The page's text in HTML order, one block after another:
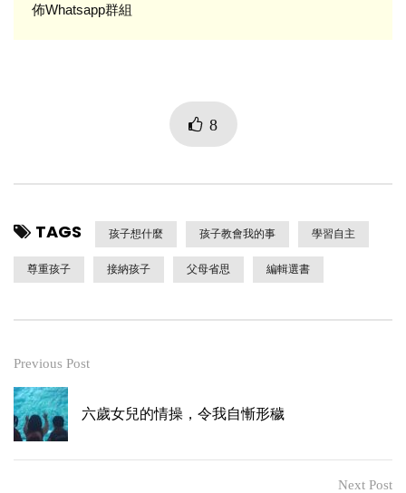
佈Whatsapp群組
8
TAGS 孩子想什麼 孩子教會我的事 學習自主
尊重孩子 接納孩子 父母省思 編輯選書
Previous Post
六歲女兒的情操，令我自慚形穢
Next Post